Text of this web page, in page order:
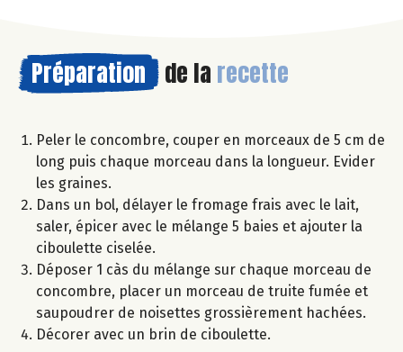
Préparation de la recette
Peler le concombre, couper en morceaux de 5 cm de
long puis chaque morceau dans la longueur. Evider
les graines.
Dans un bol, délayer le fromage frais avec le lait,
saler, épicer avec le mélange 5 baies et ajouter la
ciboulette ciselée.
Déposer 1 càs du mélange sur chaque morceau de
concombre, placer un morceau de truite fumée et
saupoudrer de noisettes grossièrement hachées.
Décorer avec un brin de ciboulette.